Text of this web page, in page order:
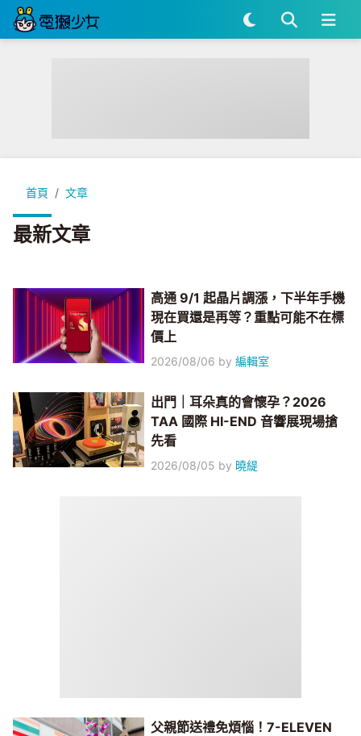
首頁 文章
最新文章
高通 9/1 起晶片調漲，下半年手機
現在買還是再等？重點可能不在標
價上
2026/08/06 by編輯室
出門｜耳朵真的會懷孕？2026
TAA 國際 HI-END 音響展現場搶
先看
2026/08/05 by 曉緹
父親節送禮免煩惱！7-ELEVEN